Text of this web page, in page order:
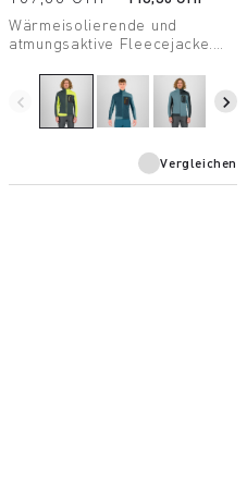
Wärmeisolierende und
atmungsaktive Fleecejacke.
Hybridkonstruktion ist sie
extrem funktionell und
vielseitig. Hervorragend
navigate_before navigate_next
Vergleichen